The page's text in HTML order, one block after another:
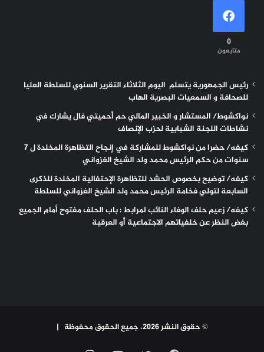
0
متابعون
رئيس الجمهورية يتسلم اليوم الثلاثاء التقرير السنوي للسلطة العليا
للصحافة و السمعيات البصرية الهاب
نواكشوط/ المستشار و الخبير المالي حم أحميتي فال يشارك في
نشاطات اللجنة الشبابية لحزب الإنصاف
كيفه/ حضرا من نواكشوط للمشاركة في إنجاح التظاهرة المخلدة ل 7
سنوات من حكم الرئيس محمد ولد الشيخ الغزواني
كيفه/ توضيح بخصوص الحشد للتظاهرة الإحتفالية المخلدة للذكرى
السابعة لتولي فخامة الرئيس محمد ولد الشيخ الغزواني للسلطة
كيفه/ زعيم حلف الوفاء النائب لمرابط : باب الحلف مفتوح أمام الجميع
بغض النظر عن خلفياتهم الاجتماعية أو العرقية
© حقوق النشر 2026، جميع الحقوق محفوظة |